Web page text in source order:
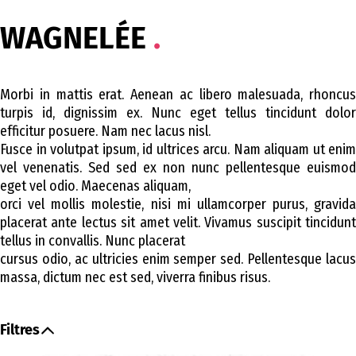
WAGNELÉE
Morbi in mattis erat. Aenean ac libero malesuada, rhoncus
turpis id, dignissim ex. Nunc eget tellus tincidunt dolor
efficitur posuere. Nam nec lacus nisl.
Fusce in volutpat ipsum, id ultrices arcu. Nam aliquam ut enim
vel venenatis. Sed sed ex non nunc pellentesque euismod
eget vel odio. Maecenas aliquam,
orci vel mollis molestie, nisi mi ullamcorper purus, gravida
placerat ante lectus sit amet velit. Vivamus suscipit tincidunt
tellus in convallis. Nunc placerat
cursus odio, ac ultricies enim semper sed. Pellentesque lacus
massa, dictum nec est sed, viverra finibus risus.
Filtres